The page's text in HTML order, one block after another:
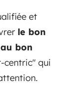
et
le bon
bon
centric" qui